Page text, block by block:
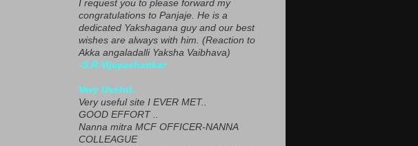
I request you to please forward my
congratulations to Panjaje. He is a
dedicated Yakshagana guy and our best
wishes are always with him. (Reaction to
Akka angaladalli Yaksha Vaibhava)
-S.R.Vijayashankar
Very Useful..
Very useful site I EVER MET..
GOOD EFFORT ..
Nanna mitra MCF OFFICER-NANNA
COLLEAGUE